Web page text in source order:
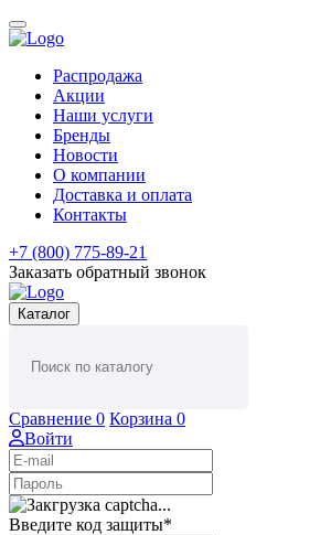
Распродажа
Акции
Наши услуги
Бренды
Новости
О компании
Доставка и оплата
Контакты
+7 (800) 775-89-21
Заказать обратный звонок
Каталог
Сравнение 0 Корзина 0
Войти
Введите код защиты*